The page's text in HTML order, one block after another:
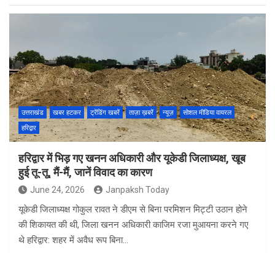
ce
o
o
k
tt at
A
p
p
er
t
ar
उत्तराखंड खबर हटकर ट्रेंडिंग खबरें ताज़ा ख़बरें न्यूज़
सोशल मीडिया वायरल
हरिद्वार
हरिद्वार में भिड़ गए खनन अधिकारी और यूकेडी जिलाध्यक्ष, खूब
हुई तू-तू, मैं-मैं, जानें विवाद का कारण
June 24, 2026 Janpaksh Today
यूकेडी जिलाध्यक्ष गोकुल रावत ने डीएम से बिना परमिशन मिट्टी उठान होने
की शिकायत की थी, जिला खनन अधिकारी काजिम रजा मुआयना करने गए
थे हरिद्वार: शहर में अवैध रूप बिना…